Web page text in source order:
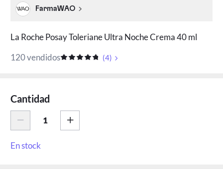
FarmaWAO
La Roche Posay Toleriane Ultra Noche Crema 40 ml
120 vendidos
(4)
Cantidad
En stock